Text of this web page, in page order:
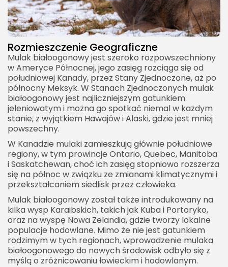
Rozmieszczenie Geograficzne
Mulak białoogonowy jest szeroko rozpowszechniony
w Ameryce Północnej, jego zasięg rozciąga się od
południowej Kanady, przez Stany Zjednoczone, aż po
północny Meksyk. W Stanach Zjednoczonych mulak
białoogonowy jest najliczniejszym gatunkiem
jeleniowatym i można go spotkać niemal w każdym
stanie, z wyjątkiem Hawajów i Alaski, gdzie jest mniej
powszechny.
W Kanadzie mulaki zamieszkują głównie południowe
regiony, w tym prowincje Ontario, Quebec, Manitoba
i Saskatchewan, choć ich zasięg stopniowo rozszerza
się na północ w związku ze zmianami klimatycznymi i
przekształcaniem siedlisk przez człowieka.
Mulak białoogonowy został także introdukowany na
kilka wysp Karaibskich, takich jak Kuba i Portoryko,
oraz na wyspę Nowa Zelandia, gdzie tworzy lokalne
populacje hodowlane. Mimo że nie jest gatunkiem
rodzimym w tych regionach, wprowadzenie mulaka
białoogonowego do nowych środowisk odbyło się z
myślą o zróżnicowaniu łowieckim i hodowlanym.